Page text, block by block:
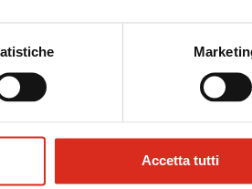
Accetta tutti
attraverso l’utilizzo di